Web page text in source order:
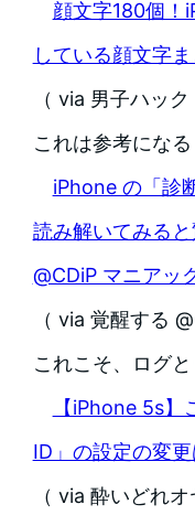
顔文字180個！
している顔文字
（ via 男子ハック
これは参考にな
iPhone の「診
読み解いてみる
@CDiP マニアッ
（ via 覚醒する
これこそ、ログ
【iPhone 5s
ID」の設定の変
（ via 酔いどれ